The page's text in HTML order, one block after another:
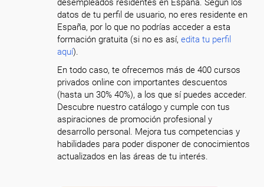
desempleados residentes en España. Según los
datos de tu perfil de usuario, no eres residente en
España, por lo que no podrías acceder a esta
formación gratuita (si no es así,edita tu perfil
aquí).
En todo caso, te ofrecemos más de 400 cursos
privados online con importantes descuentos
(hasta un 30% 40%), a los que sí puedes acceder.
Descubre nuestro catálogo y cumple con tus
aspiraciones de promoción profesional y
desarrollo personal. Mejora tus competencias y
habilidades para poder disponer de conocimientos
actualizados en las áreas de tu interés.